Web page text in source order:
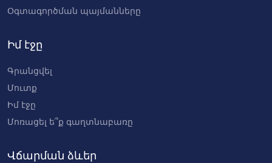
Օգտագործման պայմանները
Իմ էջը
Գրանցվել
Մուտք
Իմ էջը
Մոռացել ե՞ք գաղտնաբառը
Վճարման ձևեր